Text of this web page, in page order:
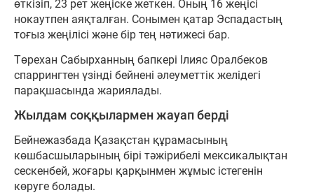
өткізіп, 23 рет жеңіске жеткен. Оның 16 жеңісі
нокаутпен аяқталған. Сонымен қатар Эспадастың
тоғыз жеңілісі және бір тең нәтижесі бар.
Төрехан Сабырханның бапкері Ілияс Оралбеков
спаррингтен үзінді бейнені әлеуметтік желідегі
парақшасында жариялады.
Жылдам соққылармен жауап берді
Бейнежазбада Қазақстан құрамасының
көшбасшыларының бірі тәжірибелі мексикалықтан
сескенбей, жоғары қарқынмен жұмыс істегенін
көруге болады.